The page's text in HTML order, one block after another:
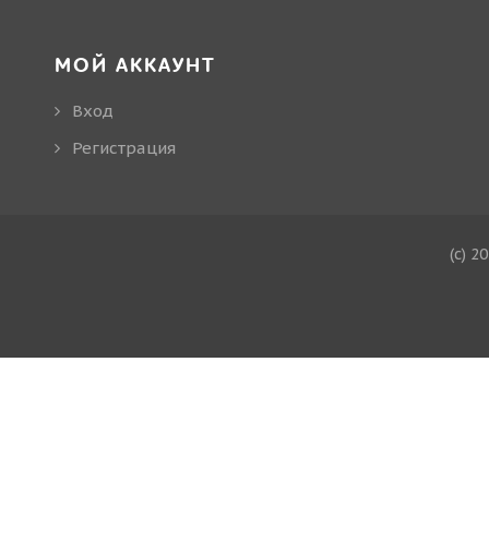
МОЙ АККАУНТ
Вход
Регистрация
(c)